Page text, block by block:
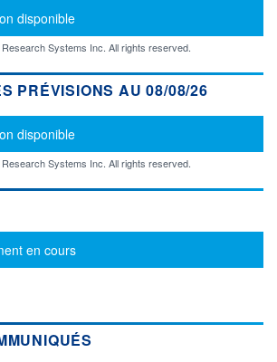
disponible
Systems Inc. All rights reserved.
PRÉVISIONS AU 08/08/26
disponible
Systems Inc. All rights reserved.
en cours